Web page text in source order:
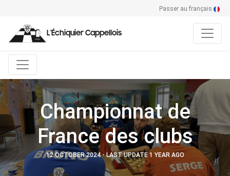
Passer au français
L'Échiquier Cappellois
Championnat de
France des clubs
12 OCTOBER 2024 - LAST UPDATE 1 YEAR AGO